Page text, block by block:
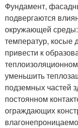
Фундамент,
подвергаются
окружающей
температур, косые
привести к
уменьшить
подземных частей
постоянном
ограждающих